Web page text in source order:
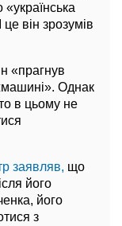
він зрозумів
«прагнув
Однак
в цьому не
заявляв, що
його
його
з